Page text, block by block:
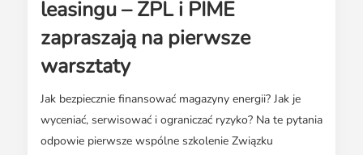
leasingu – ZPL i PIME
zapraszają na pierwsze
warsztaty
Jak bezpiecznie finansować magazyny energii? Jak je
wyceniać, serwisować i ograniczać ryzyko? Na te pytania
odpowie pierwsze wspólne szkolenie Związku